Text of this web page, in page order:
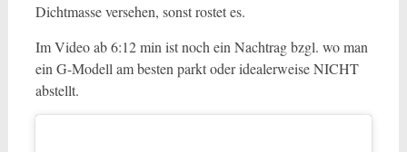
Dichtmasse versehen, sonst rostet es.
Im Video ab 6:12 min ist noch ein Nachtrag bzgl. wo man
ein G-Modell am besten parkt oder idealerweise NICHT
abstellt.